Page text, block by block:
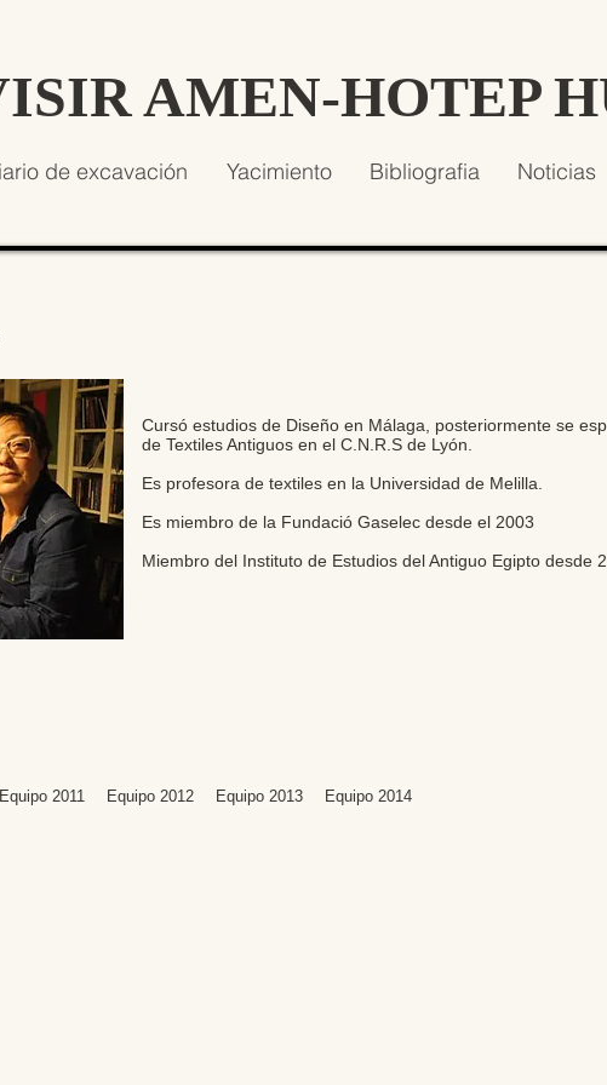
AMEN-HOTEP
de excavación Yacimiento Bibliografia Noticias
Cursó estudios de Diseño en Málaga, posteriormente se
de Textiles Antiguos en el C.N.R.S de Lyón.
Es profesora de textiles en la Universidad de Melilla.
Es miembro de la Fundació Gaselec desde el 2003
Miembro del Instituto de Estudios del Antiguo Egipto desde
Equipo 2011 Equipo 2012 Equipo 2013 Equipo 2014